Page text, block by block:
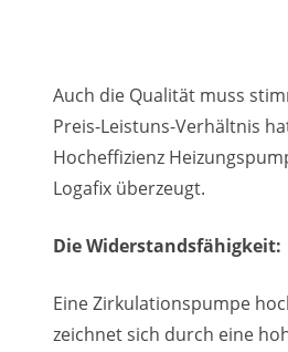
Auch die Qualität muss
Preis-Leistuns-Verhältnis
Hocheffizienz
Logafix überzeugt.
Die Widerstandsfähigkeit:
Eine Zirkulationspumpe
zeichnet sich durch eine